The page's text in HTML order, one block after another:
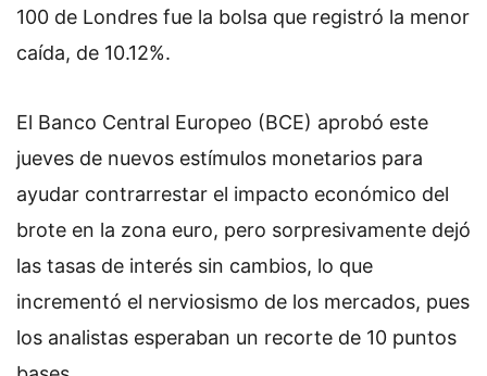
100 de Londres fue la bolsa que registró la menor
caída, de 10.12%.
El Banco Central Europeo (BCE) aprobó este
jueves de nuevos estímulos monetarios para
ayudar contrarrestar el impacto económico del
brote en la zona euro, pero sorpresivamente dejó
las tasas de interés sin cambios, lo que
incrementó el nerviosismo de los mercados, pues
los analistas esperaban un recorte de 10 puntos